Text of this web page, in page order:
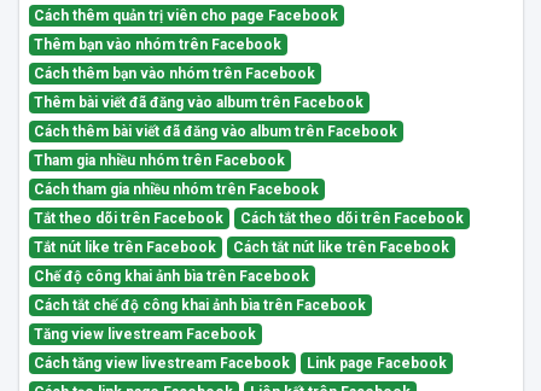
Cách thêm quản trị viên cho page Facebook
Thêm bạn vào nhóm trên Facebook
Cách thêm bạn vào nhóm trên Facebook
Thêm bài viết đã đăng vào album trên Facebook
Cách thêm bài viết đã đăng vào album trên Facebook
Tham gia nhiều nhóm trên Facebook
Cách tham gia nhiều nhóm trên Facebook
Tắt theo dõi trên Facebook
Cách tắt theo dõi trên Facebook
Tắt nút like trên Facebook
Cách tắt nút like trên Facebook
Chế độ công khai ảnh bìa trên Facebook
Cách tắt chế độ công khai ảnh bìa trên Facebook
Tăng view livestream Facebook
Cách tăng view livestream Facebook
Link page Facebook